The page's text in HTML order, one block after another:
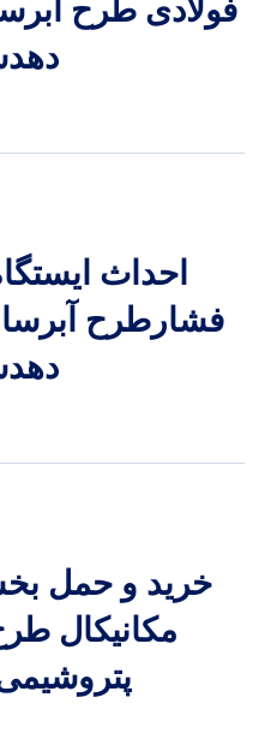
فولادی طرح
احداث
فشارطرح
خرید و حمل
مکانیکال